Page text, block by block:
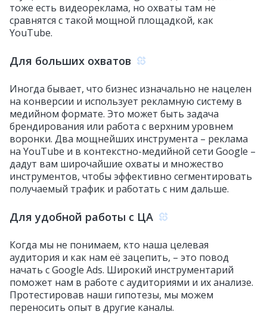
тоже есть видеореклама, но охваты там не
сравнятся с такой мощной площадкой, как
YouTube.
Для больших охватов
Иногда бывает, что бизнес изначально не нацелен
на конверсии и использует рекламную систему в
медийном формате. Это может быть задача
брендирования или работа с верхним уровнем
воронки. Два мощнейших инструмента – реклама
на YouTube и в контекстно-медийной сети Google –
дадут вам широчайшие охваты и множество
инструментов, чтобы эффективно сегментировать
получаемый трафик и работать с ним дальше.
Для удобной работы с ЦА
Когда мы не понимаем, кто наша целевая
аудитория и как нам её зацепить, – это повод
начать с Google Ads. Широкий инструментарий
поможет нам в работе с аудиториями и их анализе.
Протестировав наши гипотезы, мы можем
переносить опыт в другие каналы.